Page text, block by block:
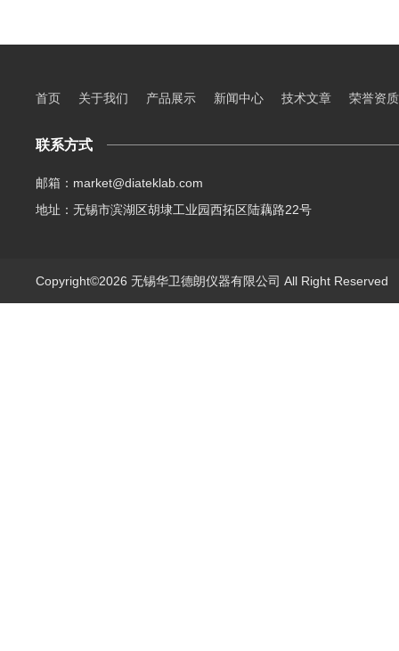
首页 关于我们 产品展示 新闻中心 技术文章 荣誉资质
联系方式
邮箱：market@diateklab.com
地址：无锡市滨湖区胡埭工业园西拓区陆藕路22号
Copyright©2026 无锡华卫德朗仪器有限公司 All Right